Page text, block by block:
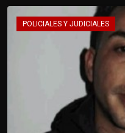
POLICIALES Y JUDICIALES